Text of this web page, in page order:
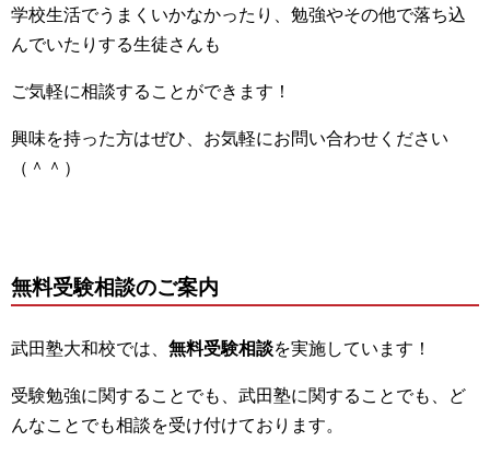
学校生活でうまくいかなかったり、勉強やその他で落ち込
んでいたりする生徒さんも
ご気軽に相談することができます！
興味を持った方はぜひ、お気軽にお問い合わせください
（＾＾）
無料受験相談のご案内
武田塾大和校では、 無料受験相談を実施しています！
受験勉強に関することでも、武田塾に関することでも、ど
んなことでも相談を受け付けております。